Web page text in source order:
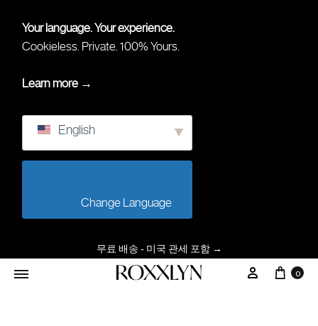
Your language. Your experience.
Cookieless. Private. 100% Yours.
Learn more →
English
무료 배송 - 미국 관세 포함 →
0